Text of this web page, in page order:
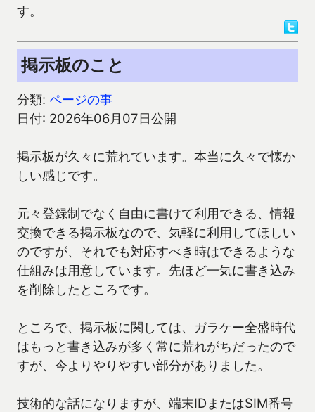
す。
掲示板のこと
分類: ページの事
日付: 2026年06月07日公開
掲示板が久々に荒れています。本当に久々で懐か
しい感じです。
元々登録制でなく自由に書けて利用できる、情報
交換できる掲示板なので、気軽に利用してほしい
のですが、それでも対応すべき時はできるような
仕組みは用意しています。先ほど一気に書き込み
を削除したところです。
ところで、掲示板に関しては、ガラケー全盛時代
はもっと書き込みが多く常に荒れがちだったので
すが、今よりやりやすい部分がありました。
技術的な話になりますが、端末IDまたはSIM番号